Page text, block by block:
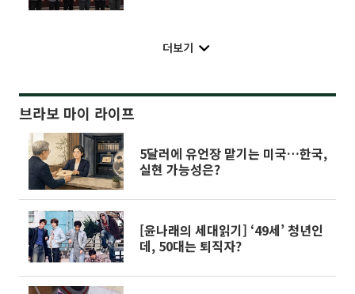
더보기
브라보 마이 라이프
5달러에 유언장 맡기는 미국…한국,
실현 가능성은?
[윤나래의 세대읽기] ‘49세’ 청년인
데, 50대는 퇴직자?